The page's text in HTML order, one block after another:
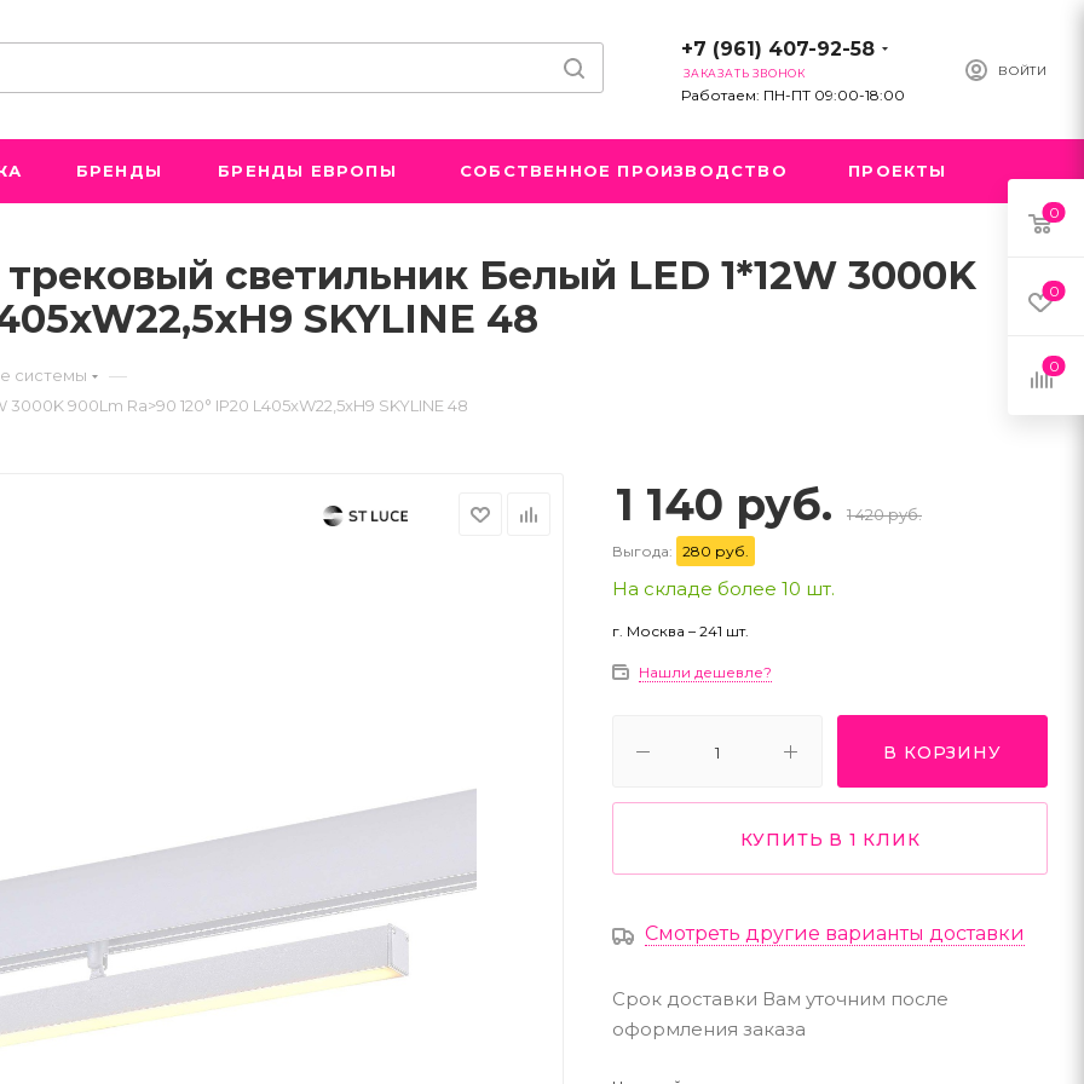
ВОЙТИ
+7 (961) 407-92-58
ЗАКАЗАТЬ ЗВОНОК
Работаем: ПН-ПТ 09:00-18:00
БРЕНДЫ БРЕНДЫ ЕВРОПЫ СОБСТВЕННОЕ ПРОИЗВОДСТВО ПРОЕКТЫ
светильник Белый LED 1*12W 3000K
SKYLINE 48
системы —
900Lm Ra>90 120° IP20 L405xW22,5xH9 SKYLINE 48
1 140 руб. 1 420 руб.
Выгода: 280 руб.
На складе более 10 шт.
г. Москва – 241 шт.
Нашли дешевле?
В КОРЗИНУ
КУПИТЬ В 1 КЛИК
Смотреть другие варианты доставки
Срок доставки Вам уточним после
оформления заказа
0
0
0